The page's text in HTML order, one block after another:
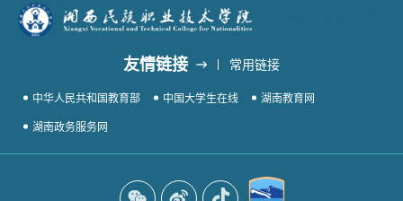
友情链接 常用链接
中华人民共和国教育部 中国大学生在线
湖南教育网
湖南政务服务网